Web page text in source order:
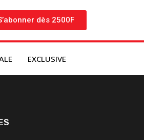
dès 2500F
EXCLUSIVE